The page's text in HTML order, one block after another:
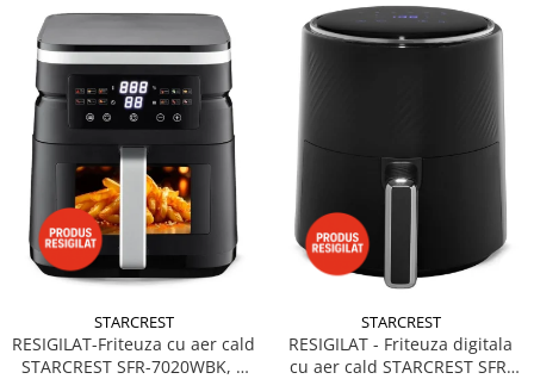
STARCREST
RESIGILAT-Friteuza cu aer cald
STARCREST SFR-7020WBK, 7
STARCREST
RESIGILAT - Friteuza digitala
cu aer cald STARCREST SFR-